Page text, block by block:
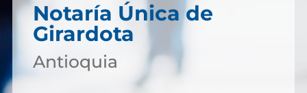
Notaría Única de
Girardota
Antioquia